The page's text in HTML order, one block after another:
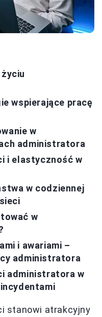
wspierające pracę
w
administratora
i elastyczność w
w codziennej
w
i awariami –
administratora
administratora w
stanowi atrakcyjny